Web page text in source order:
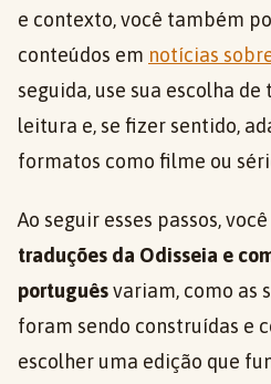
e contexto, você também
conteúdos em notícias
seguida, use sua escolha
leitura e, se fizer sentido,
formatos como filme ou
Ao seguir esses passos,
traduções da Odisseia e
portuguêsvariam, como as
foram sendo construídas e
escolher uma edição que